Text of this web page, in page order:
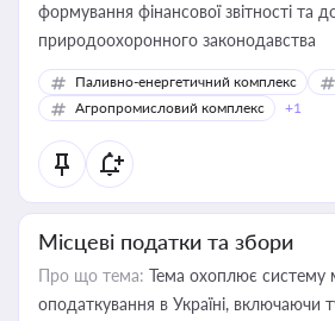
формування фінансової звітності та
природоохоронного законодавства
Паливно-енергетичний комплекс
Агропромисловий комплекс
+1
Місцеві податки та збори
Про що тема: Тема охоплює систему
оподаткування в Україні, включаючи